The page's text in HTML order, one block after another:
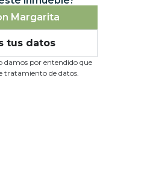
Margarita
tus datos
por entendido que
tratamiento de datos.